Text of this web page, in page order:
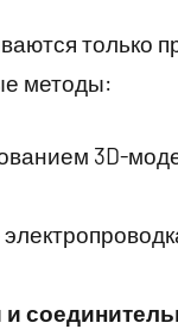
только
методы:
3D-